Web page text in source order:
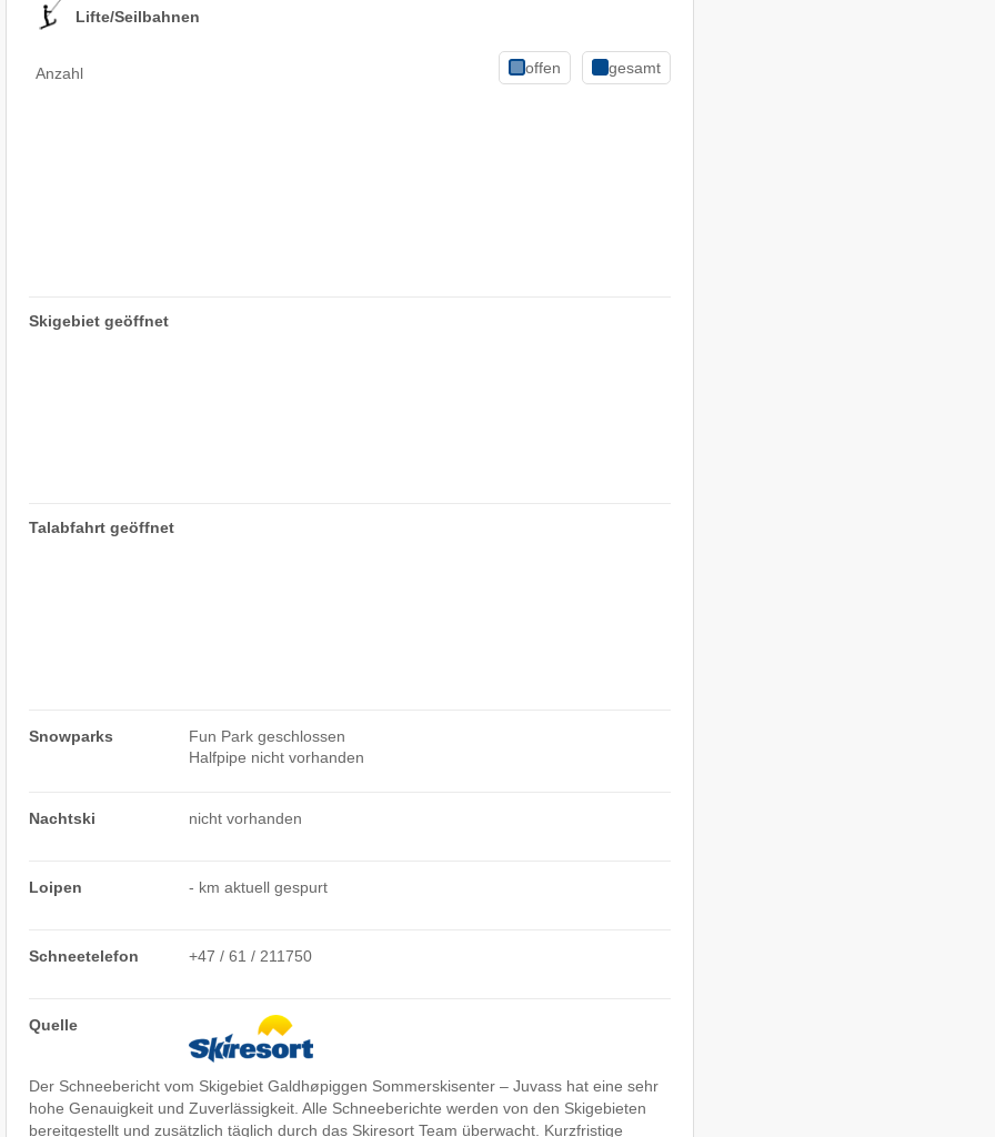
Lifte/Seilbahnen
Anzahl offen gesamt
Skigebiet geöffnet
Talabfahrt geöffnet
Snowparks
Fun Park geschlossen
Halfpipe nicht vorhanden
Nachtski nicht vorhanden
Loipen - km aktuell gespurt
Schneetelefon +47 / 61 / 211750
Quelle
Der Schneebericht vom Skigebiet Galdhøpiggen Sommerskisenter – Juvass hat eine sehr
hohe Genauigkeit und Zuverlässigkeit. Alle Schneeberichte werden von den Skigebieten
bereitgestellt und zusätzlich täglich durch das Skiresort Team überwacht. Kurzfristige